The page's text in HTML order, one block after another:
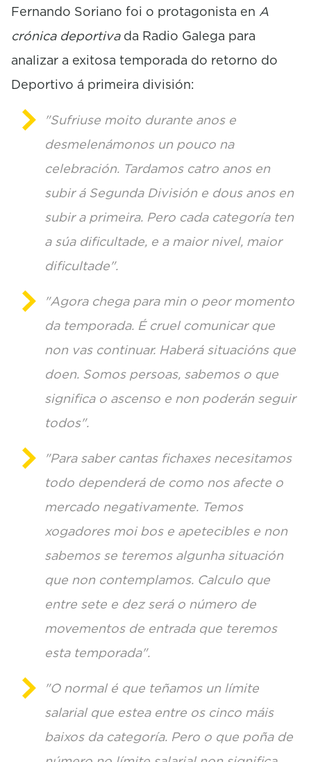
o
d
Fernando Soriano foi o protagonista en A
crónica deportivada Radio Galega para
analizar a exitosa temporada do retorno do
Deportivo á primeira división:
"Sufriuse moito durante anos e
desmelenámonos un pouco na
celebración. Tardamos catro anos en
subir á Segunda División e dous anos en
subir a primeira. Pero cada categoría ten
a súa dificultade, e a maior nivel, maior
dificultade".
"Agora chega para min o peor momento
da temporada. É cruel comunicar que
non vas continuar. Haberá situacións que
doen. Somos persoas, sabemos o que
significa o ascenso e non poderán seguir
todos".
"Para saber cantas fichaxes necesitamos
todo dependerá de como nos afecte o
mercado negativamente. Temos
xogadores moi bos e apetecibles e non
sabemos se teremos algunha situación
que non contemplamos. Calculo que
entre sete e dez será o número de
movementos de entrada que teremos
esta temporada".
"O normal é que teñamos un límite
salarial que estea entre os cinco máis
baixos da categoría. Pero o que poña de